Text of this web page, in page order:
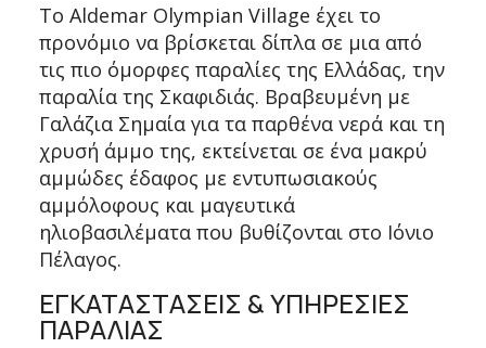
Το Aldemar Olympian Village έχει το
προνόμιο να βρίσκεται δίπλα σε μια από
τις πιο όμορφες παραλίες της Ελλάδας, την
παραλία της Σκαφιδιάς. Βραβευμένη με
Γαλάζια Σημαία για τα παρθένα νερά και τη
χρυσή άμμο της, εκτείνεται σε ένα μακρύ
αμμώδες έδαφος με εντυπωσιακούς
αμμόλοφους και μαγευτικά
ηλιοβασιλέματα που βυθίζονται στο Ιόνιο
Πέλαγος.
ΕΓΚΑΤΑΣΤΑΣΕΙΣ & ΥΠΗΡΕΣΙΕΣ
ΠΑΡΑΛΙΑΣ